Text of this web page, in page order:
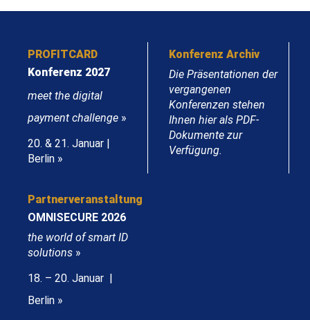
PROFITCARD
Konferenz 2027
meet the digital
payment challenge »
20. & 21. Januar |
Berlin »
Konferenz Archiv
Die Präsentationen der
vergangenen
Konferenzen stehen
Ihnen hier als PDF-
Dokumente zur
Verfügung.
Partnerveranstaltung
OMNISECURE 2026
the world of smart ID
solutions »
18. – 20. Januar |
Berlin »